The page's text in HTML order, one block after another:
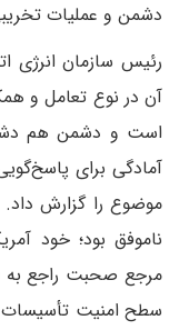
دشمن و عملیات
رئیس سازمان انرژی
آن در نوع تعامل و
است و دشمن هم
آمادگی برای
موضوع را گزارش داد.
ناموفق بود؛ خود
مرجع صحبت راجع به
سطح امنیت تأسیسات